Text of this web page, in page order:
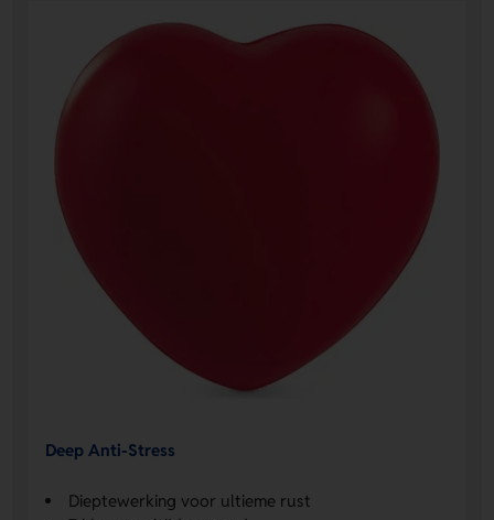
Deep Anti-Stress
Dieptewerking voor ultieme rust